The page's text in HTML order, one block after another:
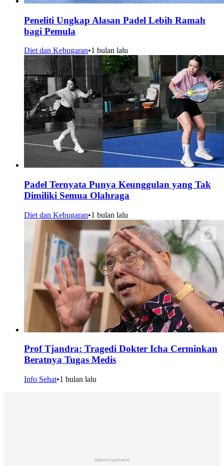
Peneliti Ungkap Alasan Padel Lebih Ramah
bagi Pemula
Diet dan Kebugaran•1 bulan lalu
Padel Ternyata Punya Keunggulan yang Tak
Dimiliki Semua Olahraga
Diet dan Kebugaran•1 bulan lalu
Prof Tjandra: Tragedi Dokter Icha Cerminkan
Beratnya Tugas Medis
Info Sehat•1 bulan lalu
Advertisement